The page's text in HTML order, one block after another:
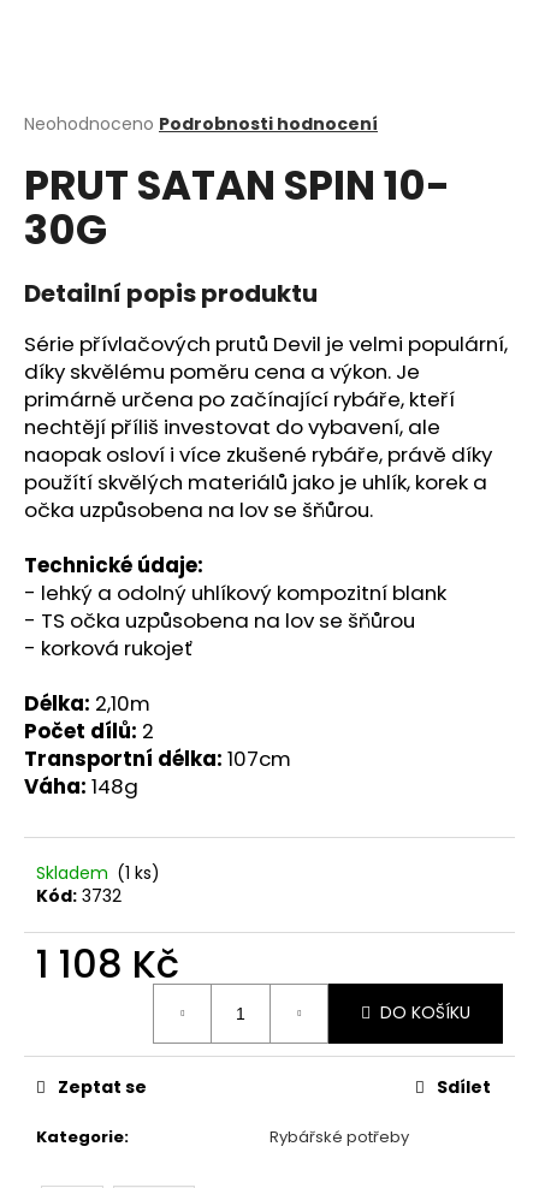
Průměrné
produktu
je
0,0
z
hvězdiček.
Neohodnoceno Podrobnosti hodnocení
PRUT SATAN SPIN 10-
30G
Detailní popis produktu
Série přívlačových prutů Devil je velmi populární,
díky skvělému poměru cena a výkon. Je
primárně určena po začínající rybáře, kteří
nechtějí příliš investovat do vybavení, ale
naopak osloví i více zkušené rybáře, právě díky
použítí skvělých materiálů jako je uhlík, korek a
očka uzpůsobena na lov se šňůrou.
Technické údaje:
- lehký a odolný uhlíkový kompozitní blank
- TS očka uzpůsobena na lov se šňůrou
- korková rukojeť
Délka: 2,10m
Počet dílů: 2
Transportní délka: 107cm
Váha: 148g
Skladem (1 ks)
Kód: 3732
1 108 Kč
DO KOŠÍKU
Kategorie: Rybářské potřeby
Zeptat se Sdílet
?
D
o
p
o
r
u
č
j
e
m
e
KONZERVA
ONTARIO
ADULT
MONOPROTEIN
KRŮTÍ
S
BATÁTY
400G
Kč